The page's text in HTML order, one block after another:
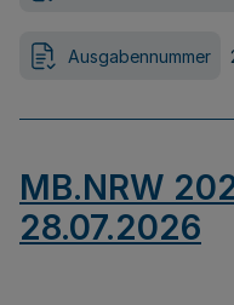
Ausgabennummer
MB.NRW
28.07.2026